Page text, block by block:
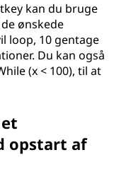
kan du bruge
ønskede
loop, 10 gentage
Du kan også
(x < 100), til at
opstart af